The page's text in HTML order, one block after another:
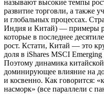
называют высокие темпы
развитие торговли, а также
и глобальных процессах.
Индия и Китай) — примеры
которые в последнее
рост. Кстати, Китай — это
доля в iShares MSCI
Поэтому динамика
доминирующее влияние на
и косвенно. Как говорится:
насморк» (все параллели с